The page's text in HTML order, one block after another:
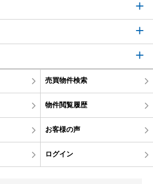
売買物件検索
物件閲覧履歴
お客様の声
ログイン